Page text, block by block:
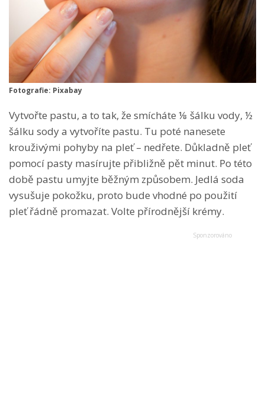
Fotografie: Pixabay
Vytvořte pastu, a to tak, že smícháte ⅛ šálku vody, ½
šálku sody a vytvoříte pastu. Tu poté nanesete
krouživými pohyby na pleť – nedřete. Důkladně pleť
pomocí pasty masírujte přibližně pět minut. Po této
době pastu umyjte běžným způsobem. Jedlá soda
vysušuje pokožku, proto bude vhodné po použití
pleť řádně promazat. Volte přírodnější krémy.